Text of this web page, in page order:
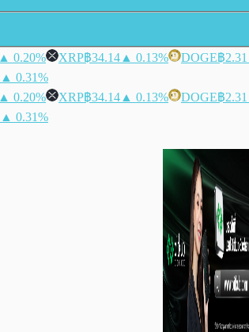
▲ 0.20% XRP฿34.14 ▲ 0.13% DOGE฿2.31
▲ 0.31%
▲ 0.20% XRP฿34.14 ▲ 0.13% DOGE฿2.31
▲ 0.31%